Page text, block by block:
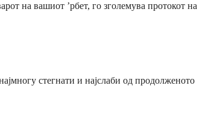
на вашиот ’рбет, го зголемува протокот на
стегнати и најслаби од продолженото